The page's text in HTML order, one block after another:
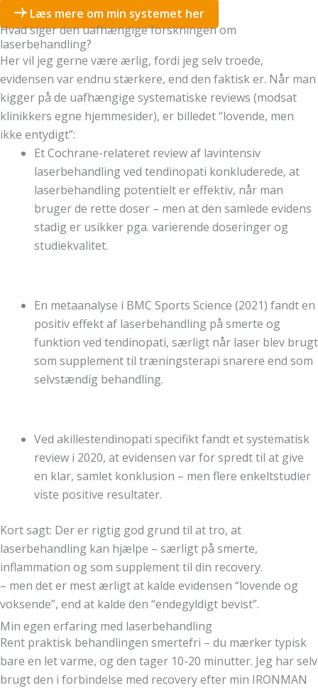
Læs mere om min systemet her
Hvad siger den uafhængige forskningen om
laserbehandling?
Her vil jeg gerne være ærlig, fordi jeg selv troede,
evidensen var endnu stærkere, end den faktisk er. Når man
kigger på de uafhængige systematiske reviews (modsat
klinikkers egne hjemmesider), er billedet “lovende, men
ikke entydigt”:
Et Cochrane-relateret review af lavintensiv
laserbehandling ved tendinopati konkluderede, at
laserbehandling potentielt er effektiv, når man
bruger de rette doser – men at den samlede evidens
stadig er usikker pga. varierende doseringer og
studiekvalitet.
En metaanalyse i BMC Sports Science (2021) fandt en
positiv effekt af laserbehandling på smerte og
funktion ved tendinopati, særligt når laser blev brugt
som supplement til træningsterapi snarere end som
selvstændig behandling.
Ved akillestendinopati specifikt fandt et systematisk
review i 2020, at evidensen var for spredt til at give
en klar, samlet konklusion – men flere enkeltstudier
viste positive resultater.
Kort sagt: Der er rigtig god grund til at tro, at
laserbehandling kan hjælpe – særligt på smerte,
inflammation og som supplement til din recovery.
– men det er mest ærligt at kalde evidensen “lovende og
voksende”, end at kalde den “endegyldigt bevist”.
Min egen erfaring med laserbehandling
Rent praktisk behandlingen smertefri – du mærker typisk
bare en let varme, og den tager 10-20 minutter. Jeg har selv
brugt den i forbindelse med recovery efter min IRONMAN